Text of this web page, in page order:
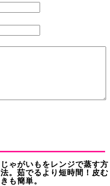
じゃがいもをレンジで蒸す方
法。茹でるより短時間！皮む
きも簡単。